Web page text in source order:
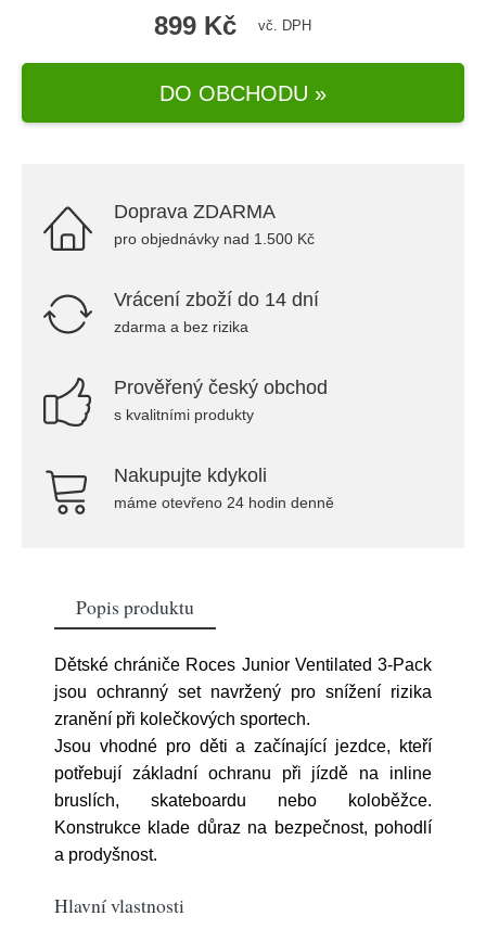
899 Kč vč. DPH
DO OBCHODU »
Doprava ZDARMA
pro objednávky nad 1.500 Kč
Vrácení zboží do 14 dní
zdarma a bez rizika
Prověřený český obchod
s kvalitními produkty
Nakupujte kdykoli
máme otevřeno 24 hodin denně
Popis produktu
Dětské chrániče Roces Junior Ventilated 3-Pack
jsou ochranný set navržený pro snížení rizika
zranění při kolečkových sportech.
Jsou vhodné pro děti a začínající jezdce, kteří
potřebují základní ochranu při jízdě na inline
bruslích, skateboardu nebo koloběžce.
Konstrukce klade důraz na bezpečnost, pohodlí
a prodyšnost.
Hlavní vlastnosti